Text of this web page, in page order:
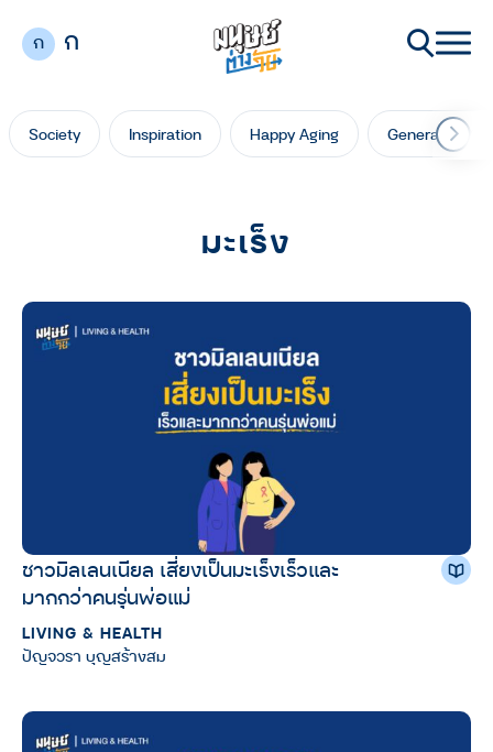
ก ก
Society Inspiration Happy Aging Generation
มะเร็ง
ชาวมิลเลนเนียล เสี่ยงเป็นมะเร็งเร็วและ
มากกว่าคนรุ่นพ่อแม่
LIVING & HEALTH
ปัญจวรา บุญสร้างสม